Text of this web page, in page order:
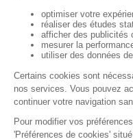
pleins. Parfait pour les
montage, il optimise
l’organisation.
Générales
Poids : 1.3 kg
Gerbable : Oui